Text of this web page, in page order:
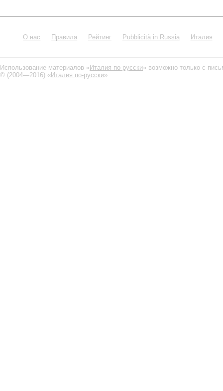
О нас Правила Рейтинг Pubblicità in Russia Италия
Использование материалов «Италия по-русски» возможно только с
© (2004—2016) «Италия по-русски»